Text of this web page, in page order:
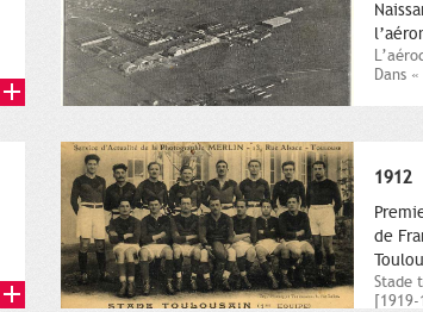
Dans
1912
de
Stade